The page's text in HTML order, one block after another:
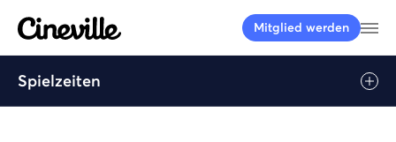
Cineville Logo
Mitglied werden
Spielzeiten